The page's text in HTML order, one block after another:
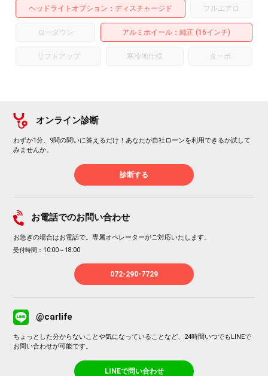
ヘッドライトオプション ディスチャージド フルエアロ
ローダウン アルミホイール ：純正 (16インチ)
リフトアップ 寒冷地仕様 ターボ
オンライン診断
わずか1分、9問の問いに答えるだけ！あなたが自社ローンを利用できるか試して
みませんか。
診断する
お電話でのお問い合わせ
お急ぎの場合はお電話で。専属オペレーターがご対応いたします。
受付時間：10:00～18:00
072-290-7729
@carlife
ちょっとした分からないことや気になっていることなど、24時間いつでもLINEで
お問い合わせが可能です。
LINEで問い合わせ